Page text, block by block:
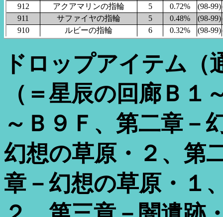
912
アクアマリンの指輪 5 0.72% (98-99)
911
サファイヤの指輪 5 0.48% (98-99)
910
ルビーの指輪 6 0.32% (98-99)
ドロップアイテム（
（＝星辰の回廊Ｂ１
～Ｂ９Ｆ、第二章－
幻想の草原・２、第
章－幻想の草原・１